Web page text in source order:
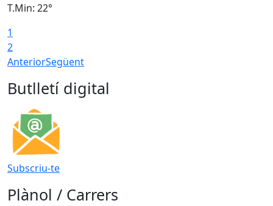
T.Min: 22°
1
2
AnteriorSegüent
Butlletí digital
Subscriu-te
Plànol / Carrers